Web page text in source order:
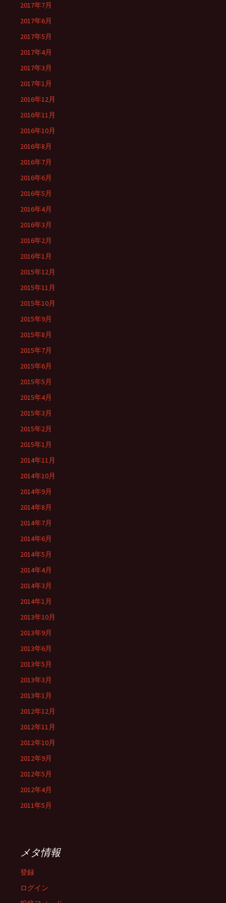
2017年7月
2017年6月
2017年5月
2017年4月
2017年3月
2017年1月
2016年12月
2016年11月
2016年10月
2016年8月
2016年7月
2016年6月
2016年5月
2016年4月
2016年3月
2016年2月
2016年1月
2015年12月
2015年11月
2015年10月
2015年9月
2015年8月
2015年7月
2015年6月
2015年5月
2015年4月
2015年3月
2015年2月
2015年1月
2014年11月
2014年10月
2014年9月
2014年8月
2014年7月
2014年6月
2014年5月
2014年4月
2014年3月
2014年1月
2013年10月
2013年9月
2013年6月
2013年5月
2013年3月
2013年1月
2012年12月
2012年11月
2012年10月
2012年9月
2012年5月
2012年4月
2011年5月
メタ情報
登録
ログイン